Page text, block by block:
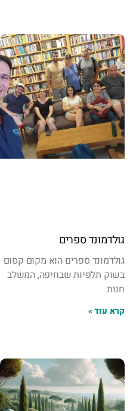
גולדמונד ספרים
גולדמונד ספרים הוא מקום קסום
בשוק תלפיות שבחיפה, המשלב
חנות
קרא עוד »